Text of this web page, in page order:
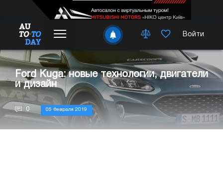
Войти
Ford Kuga: новые технологии, двигатели
и дизайн
0 05 Февраля 2019